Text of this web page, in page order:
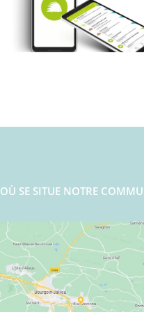
OÙ SE SITUE NOTRE